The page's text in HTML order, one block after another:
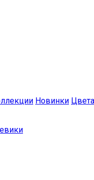
Новинки Цвета